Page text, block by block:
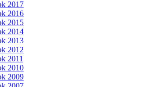
2017
2016
2015
2014
2013
2012
2011
2010
2009